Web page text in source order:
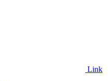
Link